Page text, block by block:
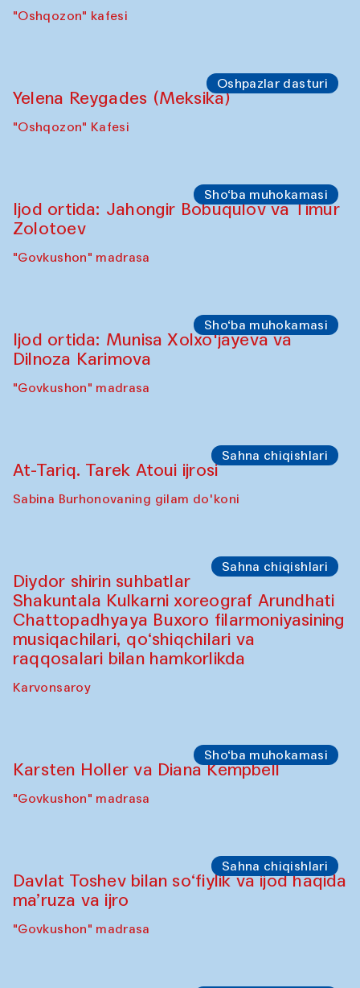
"Oshqozon" kafesi
Oshpazlar dasturi
Yelena Reygades (Meksika)
"Oshqozon" Kafesi
Sho‘ba muhokamasi
Ijod ortida: Jahongir Bobuqulov va Timur
Zolotoev
"Govkushon" madrasa
Sho‘ba muhokamasi
Ijod ortida: Munisa Xolxo'jayeva va
Dilnoza Karimova
"Govkushon" madrasa
Sahna chiqishlari
At-Tariq. Tarek Atoui ijrosi
Sabina Burhonovaning gilam do'koni
Sahna chiqishlari
Diydor shirin suhbatlar
Shakuntala Kulkarni xoreograf Arundhati
Chattopadhyaya Buxoro filarmoniyasining
musiqachilari, qo‘shiqchilari va
raqqosalari bilan hamkorlikda
Karvonsaroy
Sho‘ba muhokamasi
Karsten Holler va Diana Kempbell
"Govkushon" madrasa
Sahna chiqishlari
Davlat Toshev bilan so‘fiylik va ijod haqida
ma’ruza va ijro
"Govkushon" madrasa